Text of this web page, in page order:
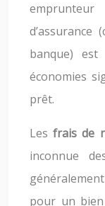
banque)
économies
prêt.
Lesfrais de
inconnue
pour un